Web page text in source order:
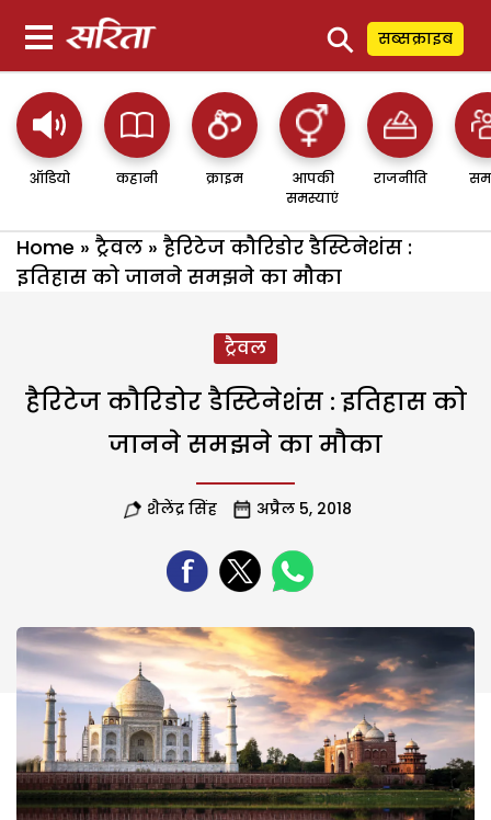
⚲ सब्सक्राइब
ऑडियो कहानी क्राइम
आपकी
समस्याएं
राजनीति
Home » ट्रैवल » हैरिटेज कौरिडोर डैस्टिनेशंस :
इतिहास को जानने समझने का मौका
ट्रैवल
हैरिटेज कौरिडोर डैस्टिनेशंस : इतिहास को
जानने समझने का मौका
शैलेंद्र सिंह अप्रैल 5, 2018